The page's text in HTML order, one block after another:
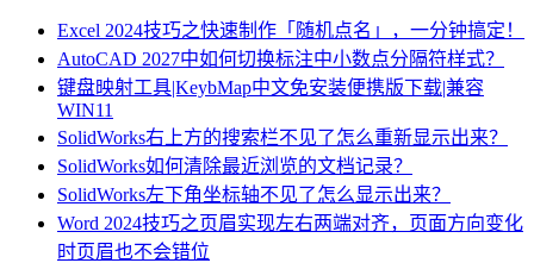
Excel 2024技巧之快速制作「随机点名」，一分钟搞定！
AutoCAD 2027中如何切换标注中小数点分隔符样式？
键盘映射工具|KeybMap中文免安装便携版下载|兼容
WIN11
SolidWorks右上方的搜索栏不见了怎么重新显示出来？
SolidWorks如何清除最近浏览的文档记录？
SolidWorks左下角坐标轴不见了怎么显示出来？
Word 2024技巧之页眉实现左右两端对齐，页面方向变化
时页眉也不会错位